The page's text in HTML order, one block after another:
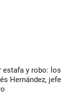
estafa y robo: los
Hernández, jefe